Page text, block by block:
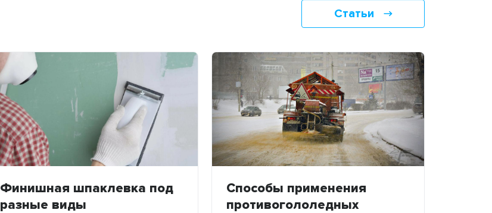
Статьи
Финишная шпаклевка под
разные виды
Способы применения
противогололедных